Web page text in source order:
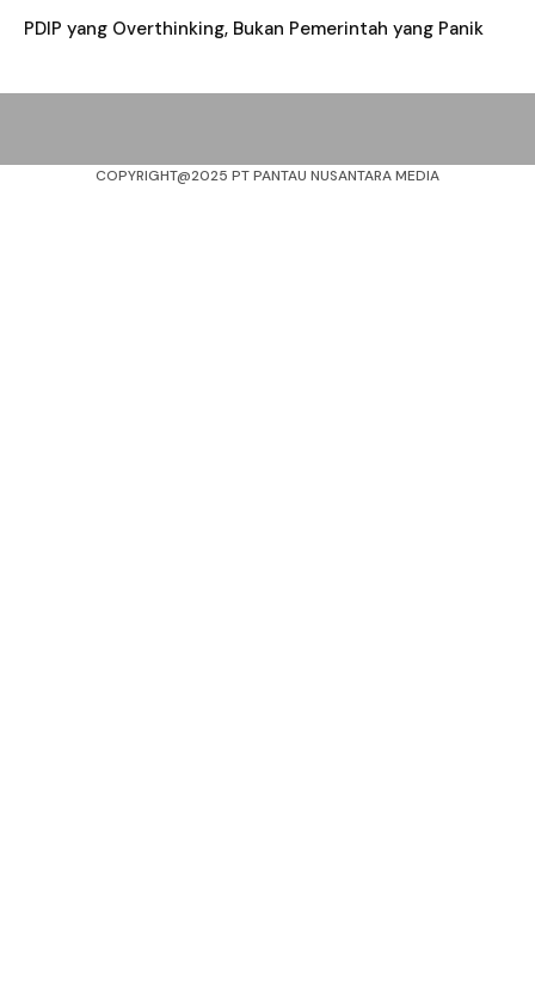
PDIP yang Overthinking, Bukan Pemerintah yang Panik
COPYRIGHT@2025 PT PANTAU NUSANTARA MEDIA